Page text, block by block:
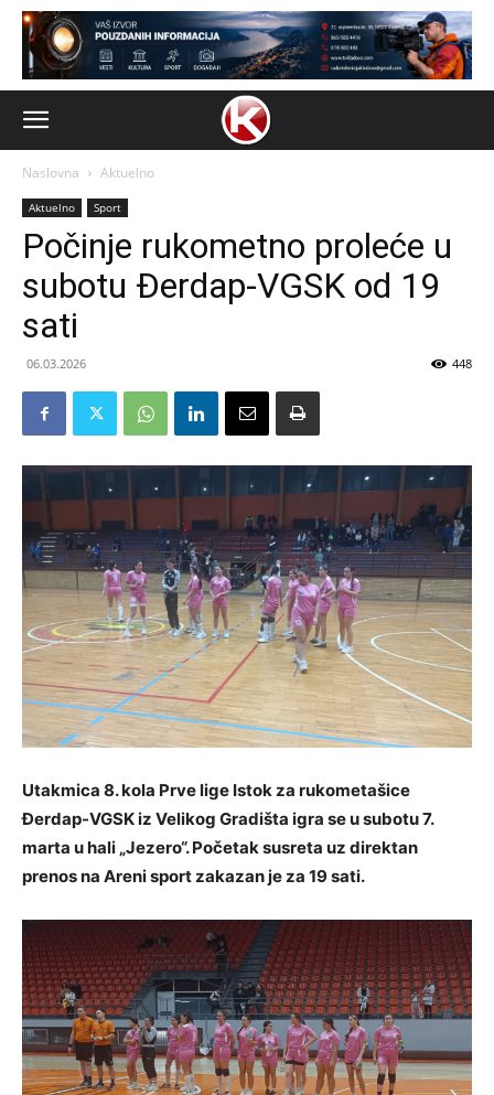
Naslovna Aktuelno
Aktuelno Sport
Počinje rukometno proleće u
subotu Đerdap-VGSK od 19
sati
06.03.2026 448
Utakmica 8. kola Prve lige Istok za rukometašice
Đerdap-VGSK iz Velikog Gradišta igra se u subotu 7.
marta u hali „Jezero“. Početak susreta uz direktan
prenos na Areni sport zakazan je za 19 sati.